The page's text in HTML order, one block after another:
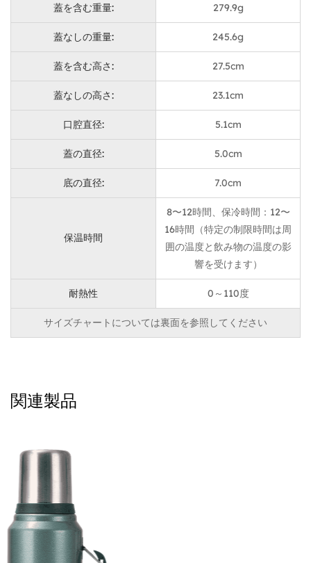
り、不必要な転倒や損傷を防ぎます。
材料とプロセス
304ステンレス鋼を使用した従来の素材は、他の素材を
カスタマイズすることもできます。カップの底部は天然
竹素材を使用し、環境保護のコンセプトに従っていま
使用シナリオ
持ち運びに便利なハンドル付きで、いつでもどこでも飲
み物を楽しめる旅行に最適な魔法瓶です。キャンプ、ハ
イキング、ピクニックなど、竹底のデザインにより、こ
の魔法瓶はアウトドア活動に最適です。軽量でありなが
ら非常に実用的です。
変形や断熱性能への影響を防ぐため、魔法瓶を高温環境
に長時間さらさないでください。魔法瓶は中性洗剤とぬ
るま湯で手洗いすることをお勧めします。素材の損傷を
防ぐため、強力なクリーナーやスチールウールの使用は
で避けてください。
ユーザーA： 「この魔法瓶の底部の竹はとてもユニーク
ていくのが大好きです。」
ユーザーB： 「この魔法瓶の見た目がとても気に入って
います。竹の底とステンレスの組み合わせがとても質感
があります。」
蓋を含む重量: 279.9g
蓋なしの重量: 245.6g
蓋を含む高さ: 27.5cm
蓋なしの高さ: 23.1cm
口腔直径: 5.1cm
蓋の直径: 5.0cm
底の直径: 7.0cm
保温時間
8〜12時間、保冷時間：12〜
16時間（特定の制限時間は周
囲の温度と飲み物の温度の影
響を受けます）
耐熱性 0～110度
サイズチャートについては裏面を参照してください
関連製品